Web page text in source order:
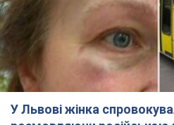
У Львові жінка